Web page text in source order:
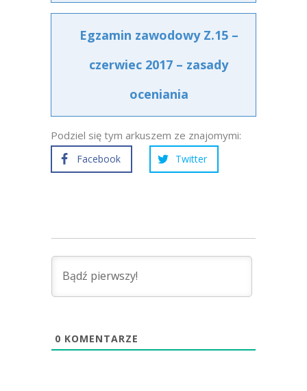
Egzamin zawodowy Z.15 –
czerwiec 2017 – zasady
oceniania
Podziel się tym arkuszem ze znajomymi:
Facebook Twitter
0 KOMENTARZE